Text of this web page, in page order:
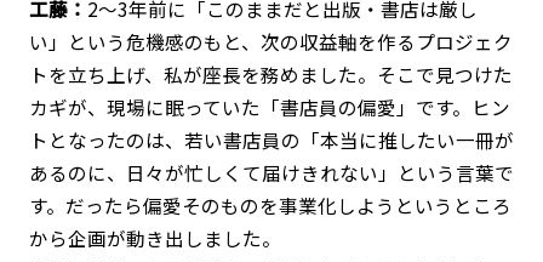
工藤： 2〜3年前に「このままだと出版・書店は厳し
い」という危機感のもと、次の収益軸を作るプロジェク
トを立ち上げ、私が座長を務めました。そこで見つけた
カギが、現場に眠っていた「書店員の偏愛」です。ヒン
トとなったのは、若い書店員の「本当に推したい一冊が
あるのに、日々が忙しくて届けきれない」という言葉で
す。だったら偏愛そのものを事業化しようというところ
から企画が動き出しました。